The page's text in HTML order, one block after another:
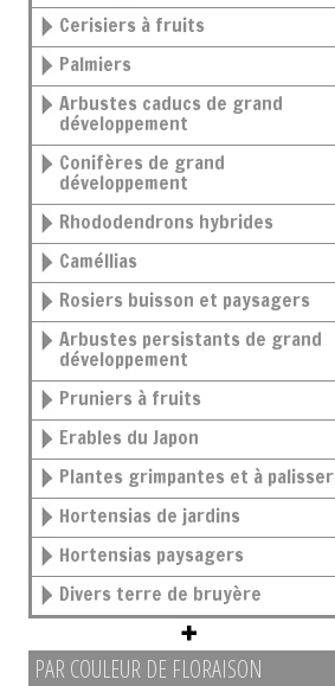
Cerisiers à fruits
Palmiers
Arbustes caducs de grand
développement
Conifères de grand
développement
Rhododendrons hybrides
Caméllias
Rosiers buisson et paysagers
Arbustes persistants de grand
développement
Pruniers à fruits
Erables du Japon
Plantes grimpantes et à palisser
Hortensias de jardins
Hortensias paysagers
Divers terre de bruyère
PAR COULEUR DE FLORAISON